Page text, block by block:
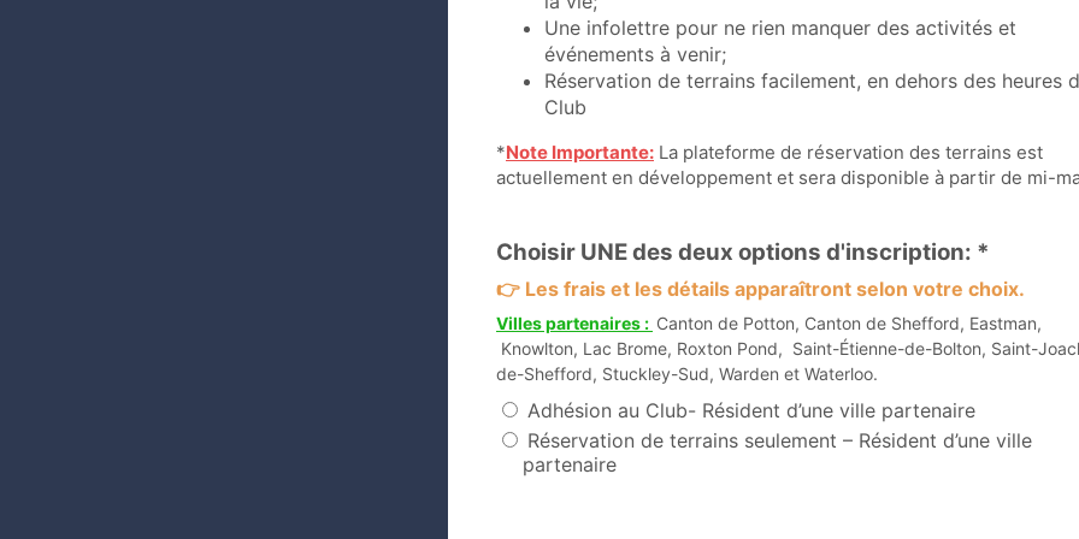
Une infolettre pour ne rien manquer des activités et
événements à venir;
Réservation de terrains facilement, en dehors des heures
Club
*Note Importante: La plateforme de réservation des terrains est
actuellement en développement et sera disponible à partir de mi-
Choisir UNE des deux options d'inscription: *
👉 Les frais et les détails apparaîtront selon votre choix.
Villes partenaires : Canton de Potton, Canton de Shefford, Eastman,
Knowlton, Lac Brome, Roxton Pond, Saint-Étienne-de-Bolton, Saint-
de-Shefford, Stuckley-Sud, Warden et Waterloo.
Adhésion au Club- Résident d’une ville partenaire
Réservation de terrains seulement – Résident d’une ville
partenaire